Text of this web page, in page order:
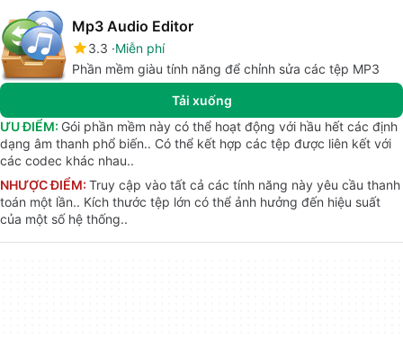
Mp3 Audio Editor
3.3 Miễn phí
Phần mềm giàu tính năng để chỉnh sửa các tệp MP3
Tải xuống
ƯU ĐIỂM: Gói phần mềm này có thể hoạt động với hầu hết các định
dạng âm thanh phổ biến.. Có thể kết hợp các tệp được liên kết với
các codec khác nhau..
NHƯỢC ĐIỂM: Truy cập vào tất cả các tính năng này yêu cầu thanh
toán một lần.. Kích thước tệp lớn có thể ảnh hưởng đến hiệu suất
của một số hệ thống..